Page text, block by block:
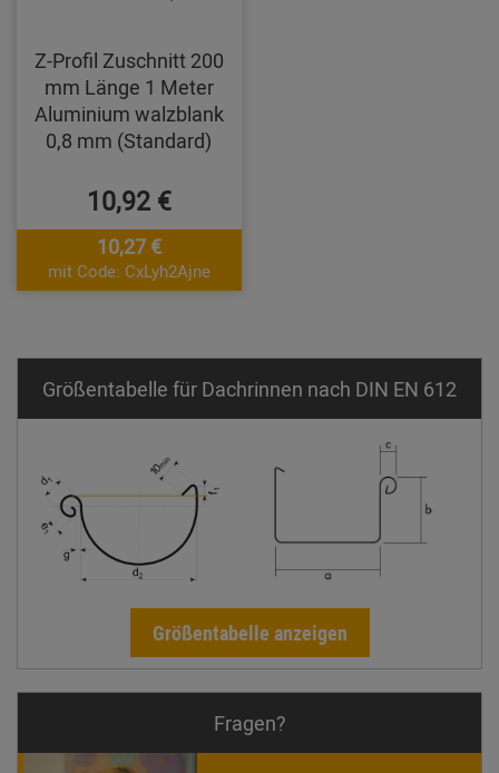
Z-Profil Zuschnitt 200
mm Länge 1 Meter
Aluminium walzblank
0,8 mm (Standard)
10,92 €
10,27 €
mit Code: CxLyh2Ajne
Größentabelle für Dachrinnen nach DIN EN 612
Größentabelle anzeigen
Fragen?